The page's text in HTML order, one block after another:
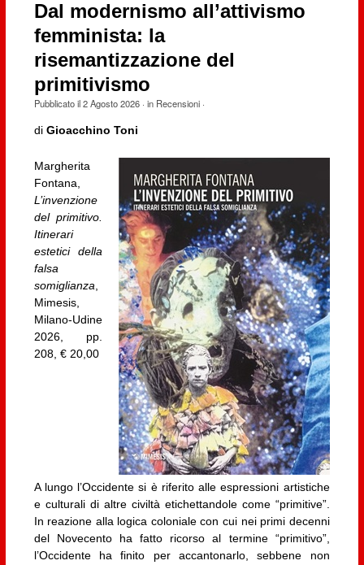
Dal modernismo all’attivismo
femminista: la
risemantizzazione del
primitivismo
Pubblicato il2 Agosto 2026· in Recensioni·
di Gioacchino Toni
Margherita
Fontana,
L’invenzione
del primitivo.
Itinerari
estetici della
falsa
somiglianza
Mimesis,
Milano-Udine
2026, pp.
208, € 20,00
A lungo l’Occidente si è riferito alle espressioni artistiche
e culturali di altre civiltà etichettandole come “primitive”.
In reazione alla logica coloniale con cui nei primi decenni
del Novecento ha fatto ricorso al termine “primitivo”,
l’Occidente ha finito per accantonarlo, sebbene non